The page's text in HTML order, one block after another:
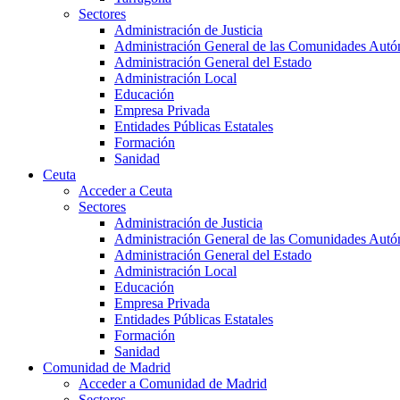
Sectores
Administración de Justicia
Administración General de las Comunidades
Administración General del Estado
Administración Local
Educación
Empresa Privada
Entidades Públicas Estatales
Formación
Sanidad
Ceuta
Acceder a Ceuta
Sectores
Administración de Justicia
Administración General de las Comunidades
Administración General del Estado
Administración Local
Educación
Empresa Privada
Entidades Públicas Estatales
Formación
Sanidad
Comunidad de Madrid
Acceder a Comunidad de Madrid